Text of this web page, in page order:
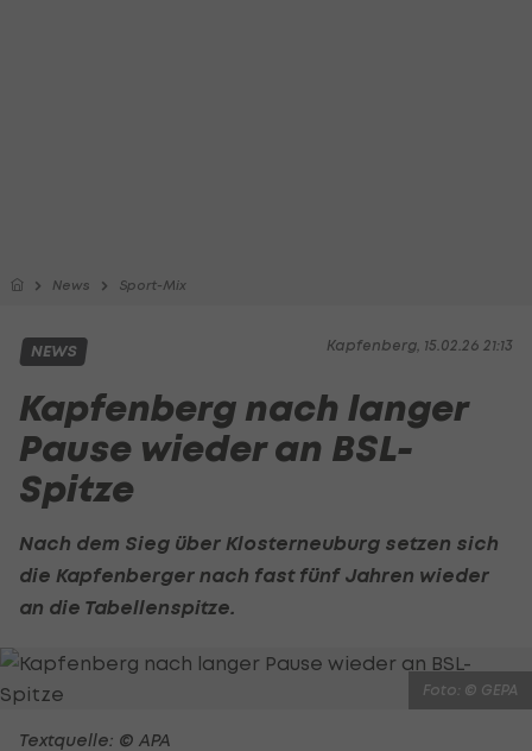
News Sport-Mix
Kapfenberg, 15.02.26 21:13
NEWS
Kapfenberg nach langer
Pause wieder an BSL-
Spitze
Nach dem Sieg über Klosterneuburg setzen sich
die Kapfenberger nach fast fünf Jahren wieder
an die Tabellenspitze.
Foto: © GEPA
Textquelle: © APA